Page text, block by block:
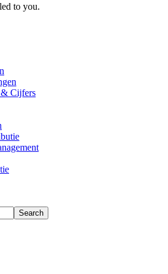
to you.
Cijfers